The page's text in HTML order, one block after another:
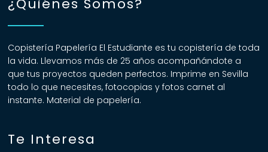
¿Quiénes Somos?
Copistería Papelería El Estudiante es tu copistería de toda
la vida. Llevamos más de 25 años acompañándote a
que tus proyectos queden perfectos. Imprime en Sevilla
todo lo que necesites, fotocopias y fotos carnet al
instante. Material de papelería.
Te Interesa